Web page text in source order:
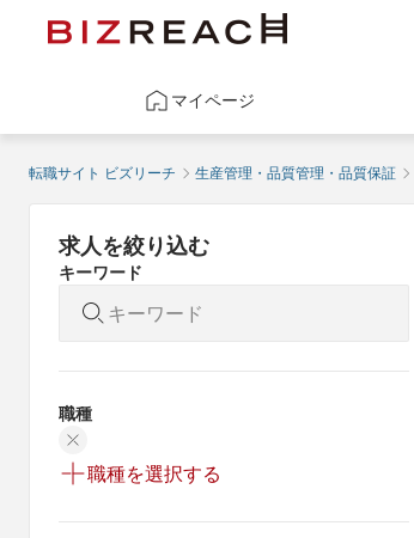
マイページ
転職サイト ビズリーチ 生産管理・品質管理・品質保証
求人を絞り込む
キーワード
職種
職種を選択する